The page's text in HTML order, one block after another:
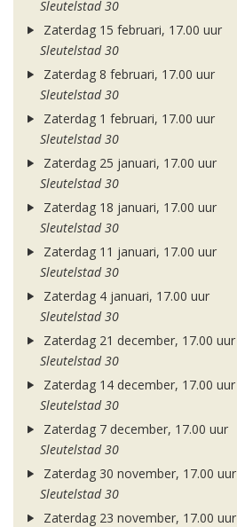
Sleutelstad 30
Zaterdag 15 februari, 17.00 uur
Sleutelstad 30
Zaterdag 8 februari, 17.00 uur
Sleutelstad 30
Zaterdag 1 februari, 17.00 uur
Sleutelstad 30
Zaterdag 25 januari, 17.00 uur
Sleutelstad 30
Zaterdag 18 januari, 17.00 uur
Sleutelstad 30
Zaterdag 11 januari, 17.00 uur
Sleutelstad 30
Zaterdag 4 januari, 17.00 uur
Sleutelstad 30
Zaterdag 21 december, 17.00 uur
Sleutelstad 30
Zaterdag 14 december, 17.00 uur
Sleutelstad 30
Zaterdag 7 december, 17.00 uur
Sleutelstad 30
Zaterdag 30 november, 17.00 uur
Sleutelstad 30
Zaterdag 23 november, 17.00 uur